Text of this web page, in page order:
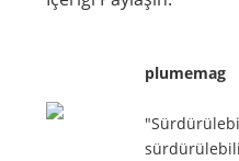
plumemag